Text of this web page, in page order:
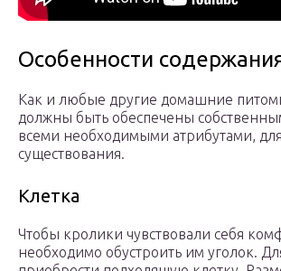
Особенности
Как и любые другие домашние
должны быть обеспечены
всеми необходимыми атрибутами,
существования.
Клетка
Чтобы кролики чувствовали себя
необходимо обустроить им уголок.